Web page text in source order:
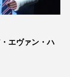
エヴァン・ハ